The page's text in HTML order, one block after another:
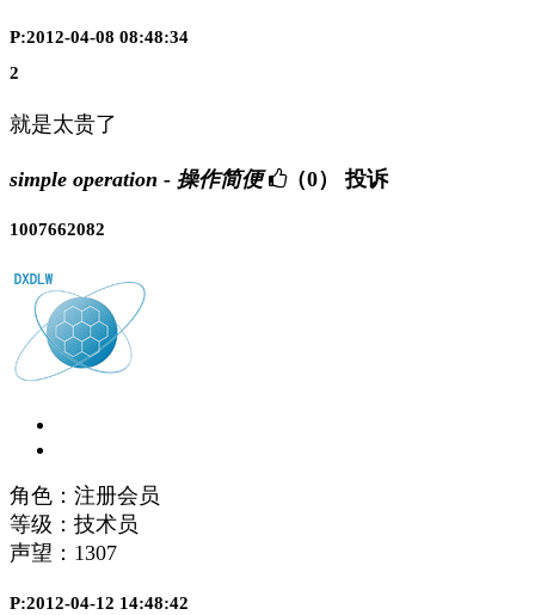
P:2012-04-08 08:48:34
2
就是太贵了
simple operation - 操作简便 （0） 投诉
1007662082
角色：注册会员
等级：技术员
声望： 1307
P:2012-04-12 14:48:42